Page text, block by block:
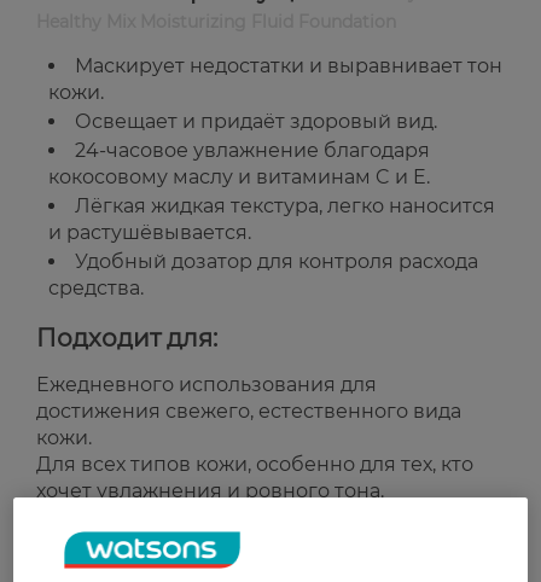
Маскирует недостатки и выравнивает тон
кожи.
Освещает и придаёт здоровый вид.
24-часовое увлажнение благодаря
кокосовому маслу и витаминам C и E.
Лёгкая жидкая текстура, легко наносится
и растушёвывается.
Удобный дозатор для контроля расхода
средства.
Подходит для:
Ежедневного использования для
достижения свежего, естественного вида
кожи.
Для всех типов кожи, особенно для тех, кто
хочет увлажнения и ровного тона.
Страна-производитель: